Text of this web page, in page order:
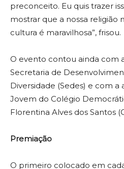
preconceito. Eu quis trazer
mostrar que a nossa religião
cultura é maravilhosa”, frisou.
O evento contou ainda com
Secretaria de
Diversidade (Sedes) e com
Jovem do Colégio
Florentina Alves dos Santos
Premiação
O primeiro colocado em